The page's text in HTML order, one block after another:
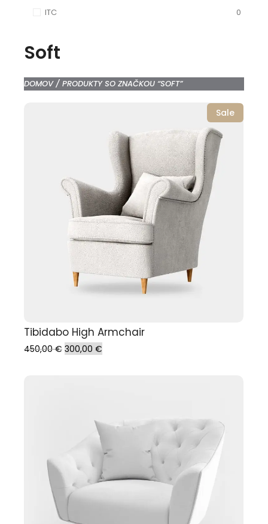
ITC
0
Soft
DOMOV/ PRODUKTY SO ZNAČKOU “SOFT”
Sale
Add to Cart
Tibidabo High Armchair
450,00€ 300,00 €